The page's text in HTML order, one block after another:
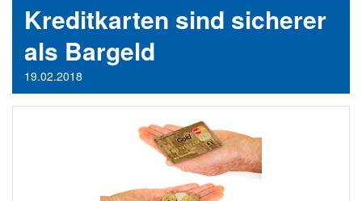
Kreditkarten sind sicherer
als Bargeld
19.02.2018